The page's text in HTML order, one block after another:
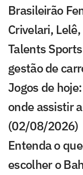
Brasileirão
Crivelari,
Talents
gestão de
Jogos de
onde assistir
(02/08/2026)
Entenda o
escolher o